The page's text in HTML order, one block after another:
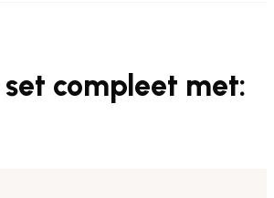
compleet met: